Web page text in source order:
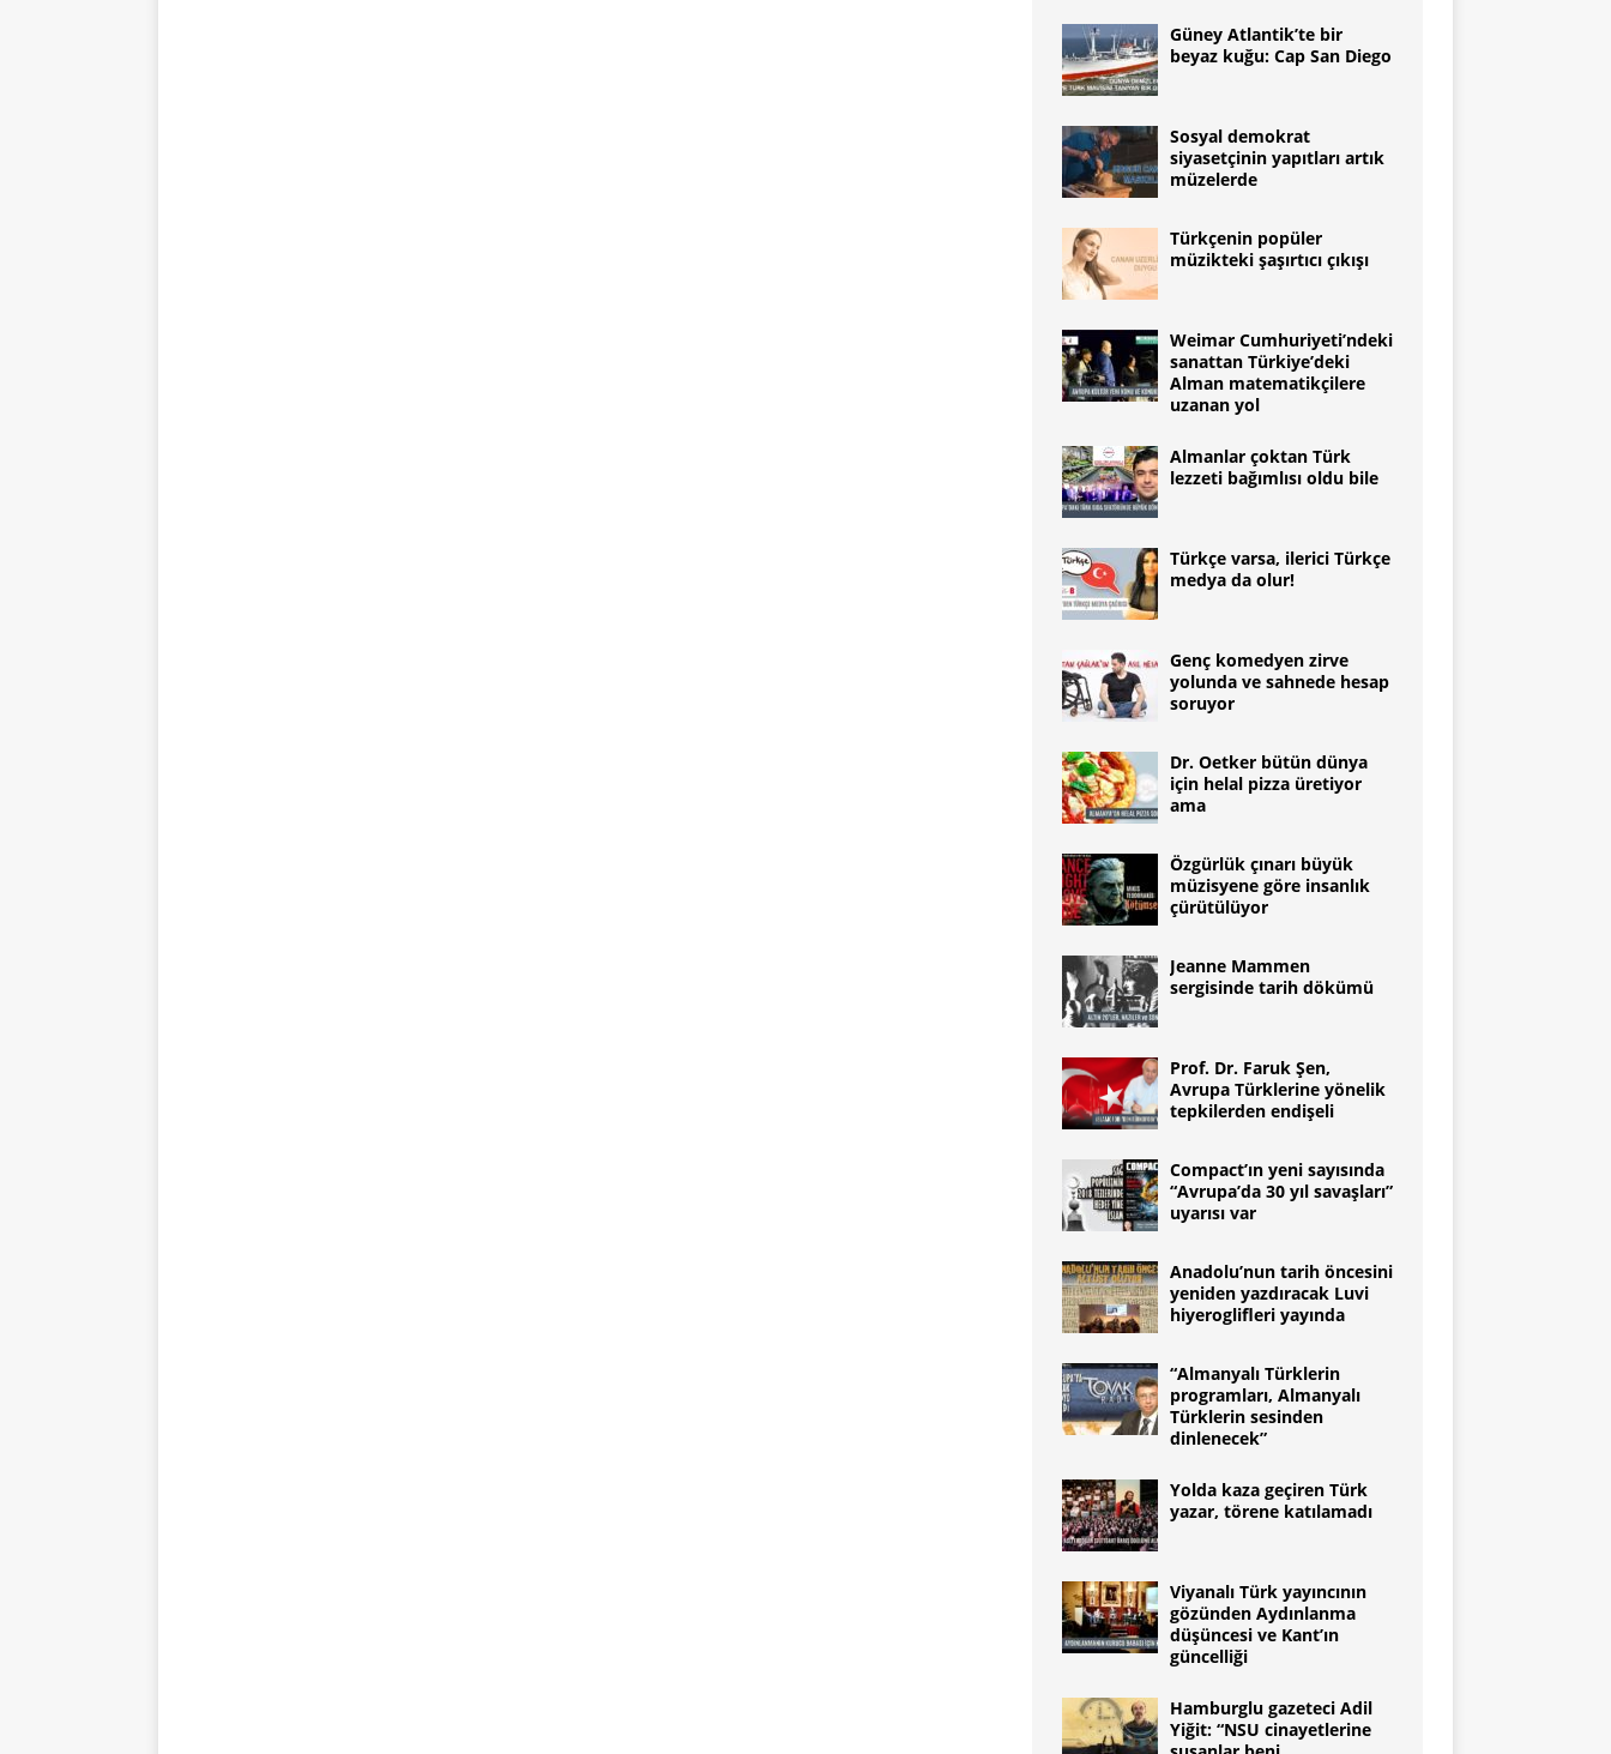
Güney Atlantikʼte bir
beyaz kuğu: Cap San Diego
Sosyal demokrat
siyasetçinin yapıtları artık
müzelerde
Türkçenin popüler
müzikteki şaşırtıcı çıkışı
Weimar Cumhuriyeti’ndeki
sanattan Türkiye’deki
Alman matematikçilere
uzanan yol
Almanlar çoktan Türk
lezzeti bağımlısı oldu bile
Türkçe varsa, ilerici Türkçe
medya da olur!
Genç komedyen zirve
yolunda ve sahnede hesap
soruyor
Dr. Oetker bütün dünya
için helal pizza üretiyor
ama
Özgürlük çınarı büyük
müzisyene göre insanlık
çürütülüyor
Jeanne Mammen
sergisinde tarih dökümü
Prof. Dr. Faruk Şen,
Avrupa Türklerine yönelik
tepkilerden endişeli
Compact’ın yeni sayısında
“Avrupa’da 30 yıl savaşları”
uyarısı var
Anadolu’nun tarih öncesini
yeniden yazdıracak Luvi
hiyeroglifleri yayında
“Almanyalı Türklerin
programları, Almanyalı
Türklerin sesinden
dinlenecek”
Yolda kaza geçiren Türk
yazar, törene katılamadı
Viyanalı Türk yayıncının
gözünden Aydınlanma
düşüncesi ve Kant’ın
güncelliği
Hamburglu gazeteci Adil
Yiğit: “NSU cinayetlerine